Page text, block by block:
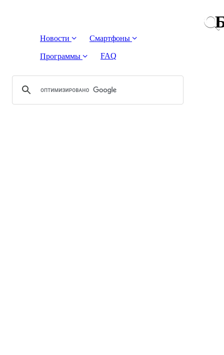
Новости Смартфоны
Программы FAQ